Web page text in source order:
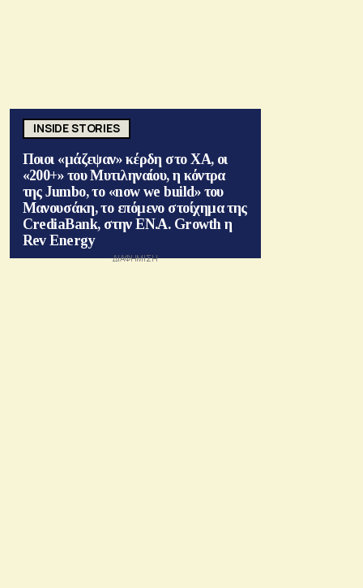
INSIDE STORIES
Ποιοι «μάζεψαν» κέρδη στο ΧΑ, οι
«200+» του Μυτιληναίου, η κόντρα
της Jumbo, το «now we build» του
Μανουσάκη, το επόμενο στοίχημα της
CrediaBank, στην ΕΝ.Α. Growth η
Rev Energy